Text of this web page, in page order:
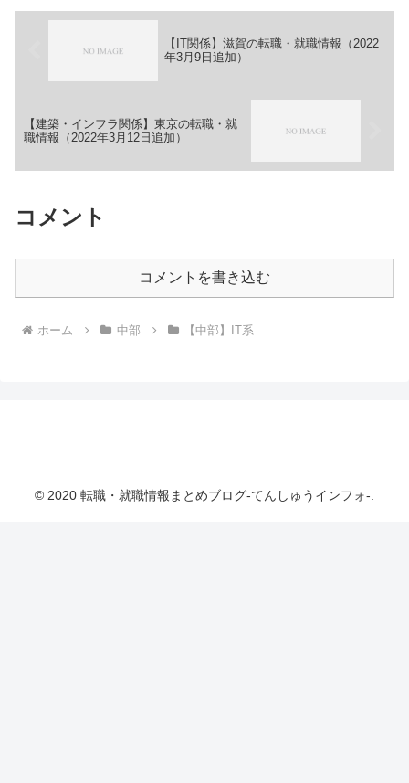
【IT関係】滋賀の転職・就職情報（2022
年3月9日追加）
【建築・インフラ関係】東京の転職・就
職情報（2022年3月12日追加）
コメント
コメントを書き込む
ホーム 中部 【中部】IT系
© 2020 転職・就職情報まとめブログ-てんしゅうインフォ-.